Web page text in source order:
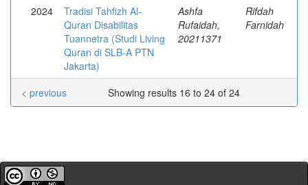
2024
Tradisi Tahfizh Al-
Quran Disabilitas
Tuannetra (Studi Living
Quran di SLB-A PTN
Jakarta)
Ashfa
Rufaidah,
20211371
Rifdah
Farnidah
Showing results 16 to 24 of 24
< previous